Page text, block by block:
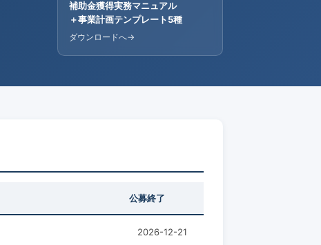
補助金獲得実務マニュアル
＋事業計画テンプレート5種
ダウンロードへ
公募終了
2026-12-21